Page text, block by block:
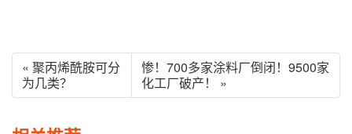
« 聚丙烯酰胺可分
为几类？
惨！700多家涂料厂倒闭！9500家
化工厂破产！ »